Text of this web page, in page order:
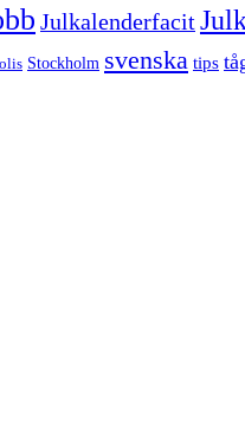
Julkalenderfacit
Stockholm svenska tips